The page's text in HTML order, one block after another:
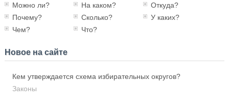
Можно ли?
На каком?
Откуда?
Почему?
Сколько?
У каких?
Чем?
Что?
Новое на сайте
Кем утверждается схема избирательных округов?
Законы